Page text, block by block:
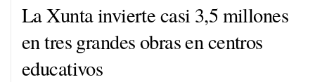
La Xunta invierte casi 3,5 millones
en tres grandes obras en centros
educativos